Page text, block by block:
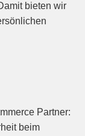
bieten wir
Partner:
beim